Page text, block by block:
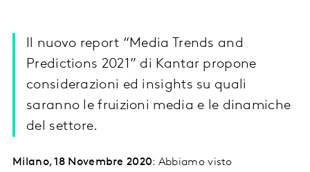
Il nuovo report “Media Trends and
Predictions 2021” di Kantar propone
considerazioni ed insights su quali
saranno le fruizioni media e le dinamiche
del settore.
Milano, 18 Novembre 2020: Abbiamo visto